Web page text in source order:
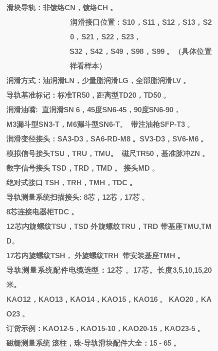
滑块导轨：非镀络CN ，镀络CH 。
润滑接口位置：S10，S11，S12，S13，S2
0，S21，S22，S23，
S32，S42，S49，S98，S99 。（具体位置
祥看样本）
润滑方式：油润滑LN，少量脂润滑LG，全部脂润滑LV 。
导轨基准标记：标准TR50，距离型TD20，TD50 。
润滑油嘴: 直润滑SN 6 ，45度SN6-45，90度SN6-90，
M3漏斗型SN3-T，M6漏斗型SN6-T。 带注油枪SFP-T3 。
润滑变径接头：SA3-D3，SA6-RD-M8 。SV3-D3，SV6-M6 。
模拟信号接头TSU，TRU，TMU。 磁尺TR50，基准脉冲ZN 。
数字信号接头 TSD，TRD，TMD 。 接头MD 。
绝对式接口 TSH，TRH，TMH，TDC 。
导轨测量系统扫描接头: 8芯，12芯，17芯 。
8芯连接电器柜TDC 。
12芯内旋螺纹TSU，TSD 外旋螺纹TRU，TRD 带基座TMU,TM
D。
17芯内旋螺纹TSH， 外旋螺纹TRH 带安装基座TMH 。
导轨测量系统配件电缆选型： 12芯 。17芯。长度3,5,10,15,20
米。
KAO12，KAO13，KAO14，KAO15，KAO16 。 KAO20，KA
O23 。
订货示例： KAO12-5，KAO15-10，KAO20-15，KAO23-5 。
磁栅测量系统 滚柱，珠-导轨滑块配件大全：15 - 65 。